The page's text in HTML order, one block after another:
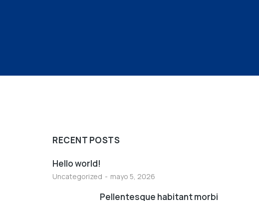
RECENT POSTS
Hello world!
Uncategorized mayo 5, 2026
Pellentesque habitant morbi